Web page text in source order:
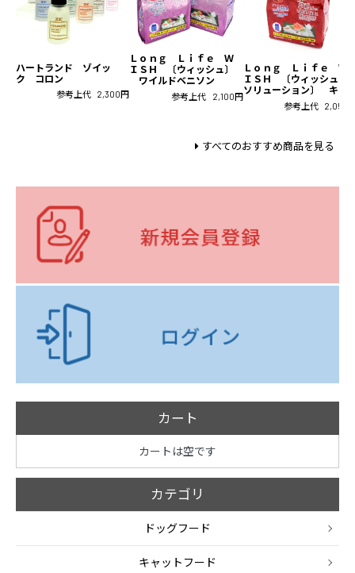
ハートランド ゾイッ
ク コロン
参考上代 2,300円
Ｌｏｎｇ Ｌｉｆｅ Ｗ
ＩＳＨ 〔ウィッシュ〕
ワイルドベニソン
参考上代 2,100円
Ｌｏｎｇ Ｌｉｆｅ Ｗ
ＩＳＨ 〔ウィッシュ
ソリューション〕 キス
参考上代 2,050
すべてのおすすめ商品を見る
カート
カートは空です
カテゴリ
ドッグフード
キャットフード